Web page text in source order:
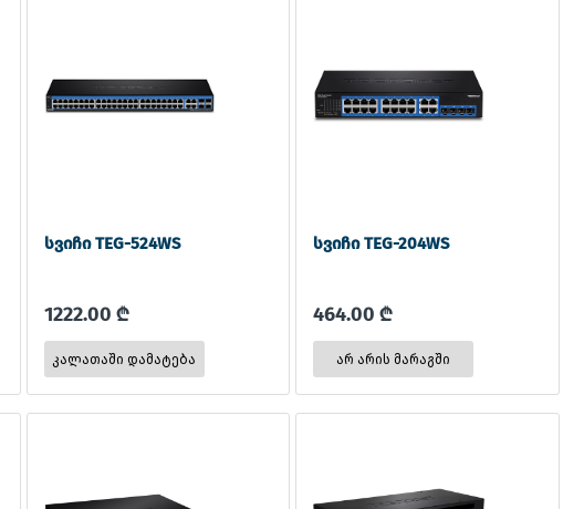
სვიჩი TEG-524WS
1222.00 ₾
სვიჩი TEG-204WS
464.00 ₾
არ არის მარაგში